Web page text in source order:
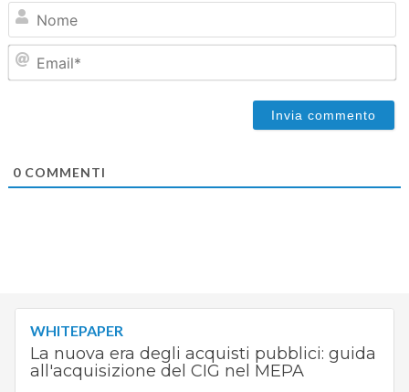
0COMMENTI
WHITEPAPER
La nuova era degli acquisti pubblici: guida
all'acquisizione del CIG nel MEPA